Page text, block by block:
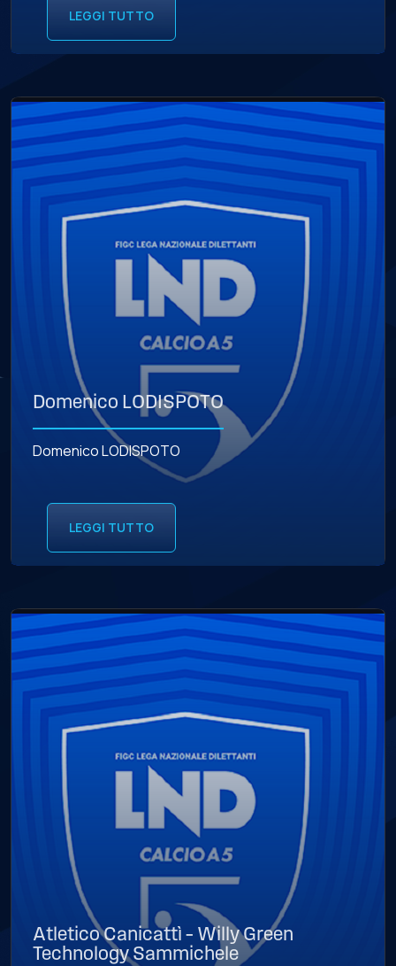
LEGGI TUTTO
Domenico LODISPOTO
Domenico LODISPOTO
LEGGI TUTTO
Atletico Canicattì – Willy Green
Technology Sammichele